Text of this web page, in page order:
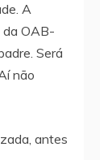
A
da OAB-
Será
não
antes